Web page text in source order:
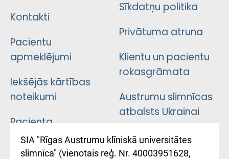
Kontakti
Pacientu
apmeklējumi
Iekšējās kārtības
noteikumi
Pacienta
atsauksmju/sūdzību
iesniegšanas
Sīkdatņu politika
Privātuma atruna
Klientu un pacientu
rokasgrāmata
Austrumu slimnīcas
atbalsts Ukrainai
Підтримка Східної
лікарні та співпраця з
SIA "Rīgas Austrumu klīniskā universitātes
slimnīca" (vienotais reģ. Nr. 40003951628,